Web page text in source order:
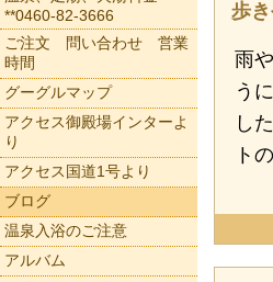
歩
雨
う
し
ト
**0460-82-3666
ご注文 問い合わせ 営業
時間
グーグルマップ
アクセス御殿場インターよ
り
アクセス国道1号より
ブログ
温泉入浴のご注意
アルバム